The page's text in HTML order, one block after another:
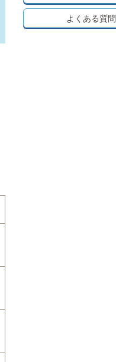
よくある質問